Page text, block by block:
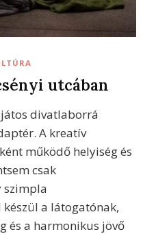
utcában
divatlaborrá
A kreatív
működő helyiség és
csak
a látogatónak,
és a harmonikus jövő